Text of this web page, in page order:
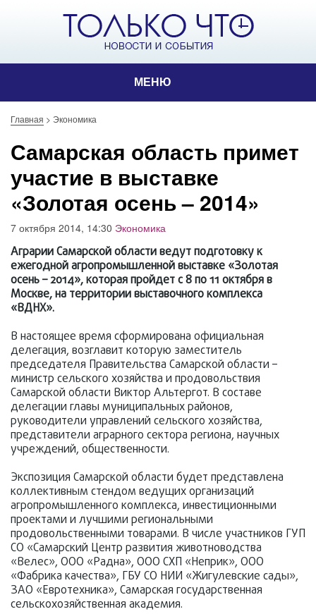
МЕНЮ
Главная > Экономика
Самарская область примет
участие в выставке
«Золотая осень – 2014»
7 октября 2014, 14:30 Экономика
Аграрии Самарской области ведут подготовку к
ежегодной агропромышленной выставке «Золотая
осень – 2014», которая пройдет с 8 по 11 октября в
Москве, на территории выставочного комплекса
«ВДНХ».
В настоящее время сформирована официальная
делегация, возглавит которую заместитель
председателя Правительства Самарской области –
министр сельского хозяйства и продовольствия
Самарской области Виктор Альтергот. В составе
делегации главы муниципальных районов,
руководители управлений сельского хозяйства,
представители аграрного сектора региона, научных
учреждений, общественности.
Экспозиция Самарской области будет представлена
коллективным стендом ведущих организаций
агропромышленного комплекса, инвестиционными
проектами и лучшими региональными
продовольственными товарами. В числе участников ГУП
СО «Самарский Центр развития животноводства
«Велес», ООО «Радна», ООО СХП «Неприк», ООО
«Фабрика качества», ГБУ СО НИИ «Жигулевские сады»,
ЗАО «Евротехника», Самарская государственная
сельскохозяйственная академия.